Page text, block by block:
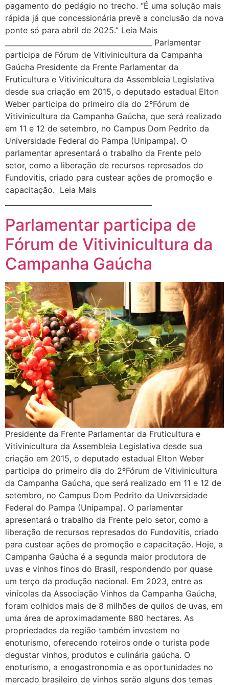
pagamento do pedágio no trecho. “É uma solução mais
rápida já que concessionária prevê a conclusão da nova
ponte só para abril de 2025.” Leia Mais
_________________________________________ Parlamentar
participa de Fórum de Vitivinicultura da Campanha
Gaúcha Presidente da Frente Parlamentar da
Fruticultura e Vitivinicultura da Assembleia Legislativa
desde sua criação em 2015, o deputado estadual Elton
Weber participa do primeiro dia do 2ºFórum de
Vitivinicultura da Campanha Gaúcha, que será realizado
em 11 e 12 de setembro, no Campus Dom Pedrito da
Universidade Federal do Pampa (Unipampa). O
parlamentar apresentará o trabalho da Frente pelo
setor, como a liberação de recursos represados do
Fundovitis, criado para custear ações de promoção e
capacitação. Leia Mais
Parlamentar participa de
Fórum de Vitivinicultura da
Campanha Gaúcha
Presidente da Frente Parlamentar da Fruticultura e
Vitivinicultura da Assembleia Legislativa desde sua
criação em 2015, o deputado estadual Elton Weber
participa do primeiro dia do 2ºFórum de Vitivinicultura
da Campanha Gaúcha, que será realizado em 11 e 12 de
setembro, no Campus Dom Pedrito da Universidade
Federal do Pampa (Unipampa). O parlamentar
apresentará o trabalho da Frente pelo setor, como a
liberação de recursos represados do Fundovitis, criado
para custear ações de promoção e capacitação. Hoje, a
Campanha Gaúcha é a segunda maior produtora de
uvas e vinhos finos do Brasil, respondendo por quase
um terço da produção nacional. Em 2023, entre as
vinícolas da Associação Vinhos da Campanha Gaúcha,
foram colhidos mais de 8 milhões de quilos de uvas, em
uma área de aproximadamente 880 hectares. As
propriedades da região também investem no
enoturismo, oferecendo roteiros onde o turista pode
degustar vinhos, produtos e culinária gaúcha. O
enoturismo, a enogastronomia e as oportunidades no
mercado brasileiro de vinhos serão alguns dos temas